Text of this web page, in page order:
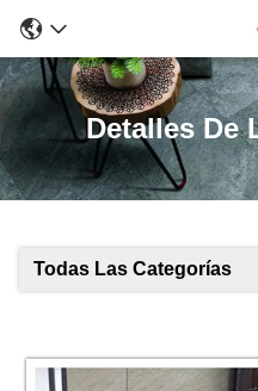
Detalles De
Todas Las Categorías